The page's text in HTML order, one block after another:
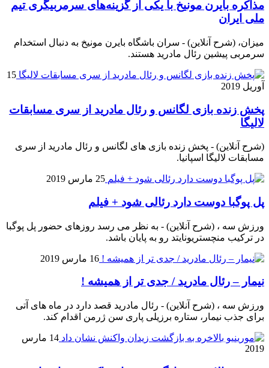
مذاکره بایرن مونیخ با یکی از گزینه‌های سرمربیگری تیم
ملی ایران
میزان، (شرح آنلاین) - سران باشگاه بایرن مونیخ به دنبال استخدام
سرمربی پیشین رئال مادرید هستند.
15
آوریل 2019
پخش زنده بازی لگانس و رئال مادرید از سری مسابقات
لالیگا
(شرح آنلاین) - پخش زنده بازی های لگانس و رئال مادرید از سری
مسابقات لالیگا اسپانیا.
25 مارس 2019
پل پوگبا دوست دارد رئالی شود + فیلم
ورزش سه ، (شرح آنلاین) - به نظر می رسد روزهای حضور پل پوگبا
در ترکیب منچستریونایتد رو به پایان باشد.
16 مارس 2019
نیمار – رئال مادرید / جدی تر از همیشه !
ورزش سه ، (شرح آنلاین) - رئال مادرید قصد دارد در ماه های آتی
برای جذب نیمار، ستاره برزیلی پاری سن ژرمن اقدام کند.
14 مارس
2019